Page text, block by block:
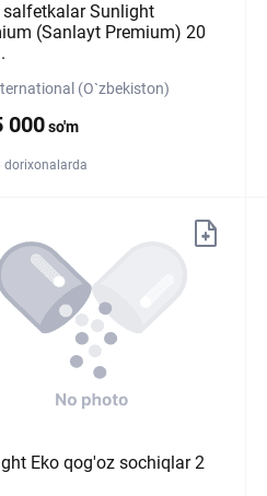
salfetkalar Sunlight
(Sanlayt Premium) 20
(O`zbekiston)
000so'm
dorixonalarda
Eko qog'oz sochiqlar 2